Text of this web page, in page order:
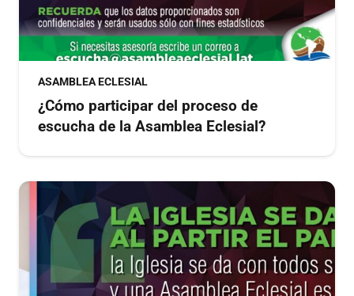
ASAMBLEA ECLESIAL
¿Cómo participar del proceso de
escucha de la Asamblea Eclesial?